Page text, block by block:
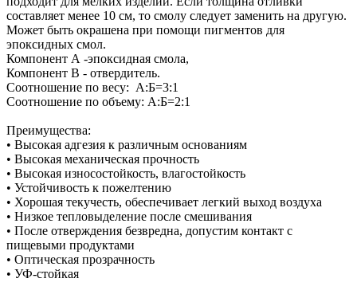
составляет менее 10 см, то смолу следует заменить на другую.
Может быть окрашена при помощи пигментов для
эпоксидных смол.
Компонент А -эпоксидная смола,
Компонент В - отвердитель.
Соотношение по весу: А:Б=3:1
Соотношение по объему: А:Б=2:1
Преимущества:
• Высокая адгезия к различным основаниям
• Высокая механическая прочность
• Высокая износостойкость, влагостойкость
• Устойчивость к пожелтению
• Хорошая текучесть, обеспечивает легкий выход воздуха
• Низкое тепловыделение после смешивания
• После отверждения безвредна, допустим контакт с
пищевыми продуктами
• Оптическая прозрачность
• УФ-стойкая